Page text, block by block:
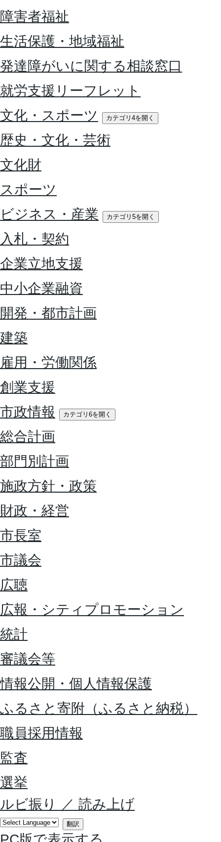
障害者福祉
生活保護・地域福祉
発達障がいに関する相談窓口
就労支援リーフレット
文化・スポーツ
カテゴリ4を開く
歴史・文化・芸術
文化財
スポーツ
ビジネス・産業
カテゴリ5を開く
入札・契約
企業立地支援
中小企業融資
開発・都市計画
建築
雇用・労働関係
創業支援
市政情報
カテゴリ6を開く
総合計画
部門別計画
施政方針・政策
財政・経営
市長室
市議会
広聴
広報・シティプロモーション
統計
審議会等
情報公開・個人情報保護
ふるさと寄附（ふるさと納税）
職員採用情報
監査
選挙
ルビ振り
／ 読み上げ
翻訳